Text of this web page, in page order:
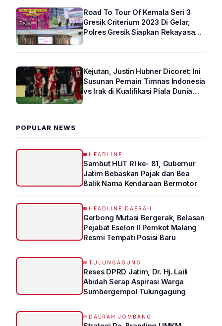
Road To Tour Of Kemala Seri 3
Gresik Criterium 2023 Di Gelar,
Polres Gresik Siapkan Rekayasa
Kejutan, Justin Hubner Dicoret: Ini
Susunan Pemain Timnas Indonesia
vs Irak di Kualifikasi Piala Dunia
POPULAR NEWS
HEADLINE
Sambut HUT RI ke- 81, Gubernur
Jatim Bebaskan Pajak dan Bea
Balik Nama Kendaraan Bermotor
HEADLINE DAERAH
Gerbong Mutasi Bergerak, Belasan
Pejabat Eselon II Pemkot Malang
Resmi Tempati Posisi Baru
TULUNGAGUNG
Reses DPRD Jatim, Dr. Hj. Laili
Abidah Serap Aspirasi Warga
Sumbergempol Tulungagung
DAERAH JOMBANG